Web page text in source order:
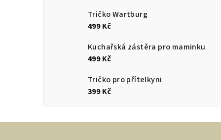
Tričko Wartburg
499 Kč
Kuchařská zástěra pro maminku
499 Kč
Tričko pro přítelkyni
399 Kč